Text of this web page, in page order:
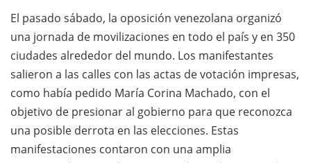
El pasado sábado, la oposición venezolana organizó
una jornada de movilizaciones en todo el país y en 350
ciudades alrededor del mundo. Los manifestantes
salieron a las calles con las actas de votación impresas,
como había pedido María Corina Machado, con el
objetivo de presionar al gobierno para que reconozca
una posible derrota en las elecciones. Estas
manifestaciones contaron con una amplia